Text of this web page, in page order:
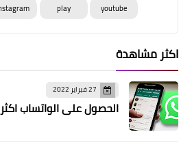
youtube
play
اكثر مشاهدة
27 فبراير 2022
الحصول على الواتساب